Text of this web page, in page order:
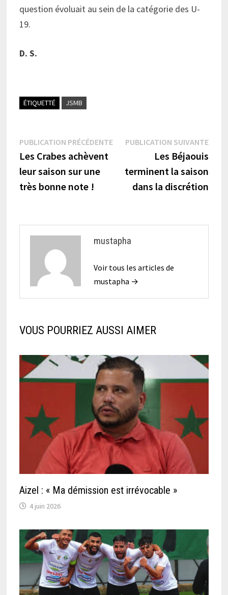
question évoluait au sein de la catégorie des U-
19.
D. S.
ÉTIQUETTÉ JSMB
Navigation
de
l’article
PUBLICATION PRÉCÉDENTEPublication
précédente :
Les Crabes achèvent
leur saison sur une
très bonne note !
PUBLICATION SUIVANTE
Les Béjaouis
terminent la saison
dans la discrétion
mustapha
Voir tous les articles de
mustapha →
VOUS POURRIEZ AUSSI AIMER
Aizel : « Ma démission est irrévocable »
4 juin 2026